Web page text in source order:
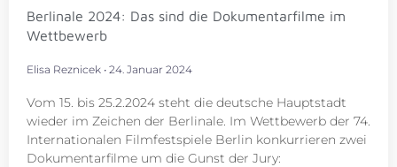
Berlinale 2024: Das sind die Dokumentarfilme im
Wettbewerb
Elisa Reznicek 24. Januar 2024
Vom 15. bis 25.2.2024 steht die deutsche Hauptstadt
wieder im Zeichen der Berlinale. Im Wettbewerb der 74.
Internationalen Filmfestspiele Berlin konkurrieren zwei
Dokumentarfilme um die Gunst der Jury: